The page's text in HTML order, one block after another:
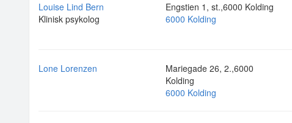
Louise Lind Bern
Klinisk psykolog
Engstien 1, st.,6000 Kolding
6000 Kolding
Lone Lorenzen
Mariegade 26, 2.,6000
Kolding
6000 Kolding